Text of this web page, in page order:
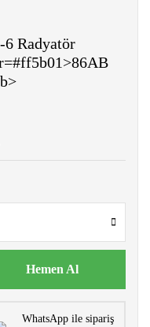
6 Radyatör
Hemen Al
WhatsApp ile sipariş